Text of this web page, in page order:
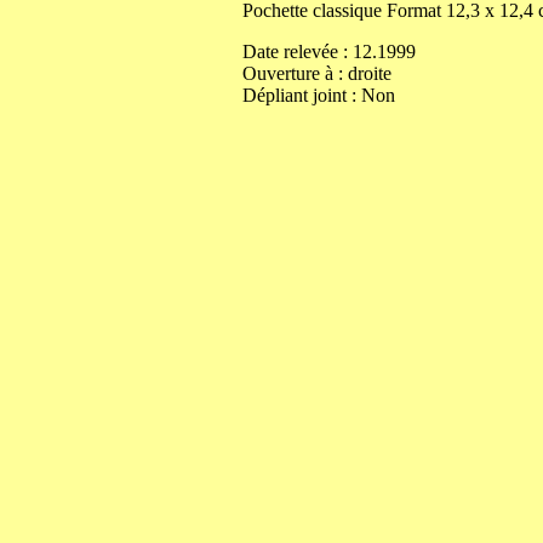
Pochette classique Format 12,3 x 12,4
Date relevée : 12.1999
Ouverture à : droite
Dépliant joint : Non